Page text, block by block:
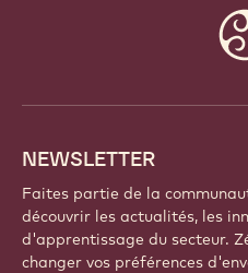
NEWSLETTER
Faites partie de la
découvrir les actualités, les
d'apprentissage du secteur.
changer vos préférences